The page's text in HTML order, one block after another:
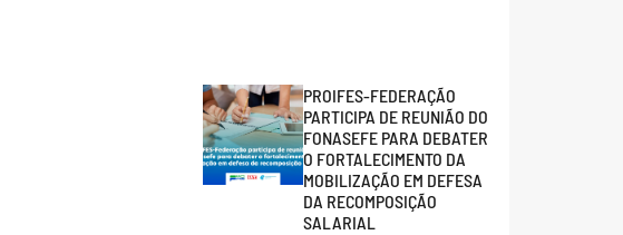
PROIFES-FEDERAÇÃO
PARTICIPA DE REUNIÃO DO
FONASEFE PARA DEBATER
O FORTALECIMENTO DA
MOBILIZAÇÃO EM DEFESA
DA RECOMPOSIÇÃO
SALARIAL